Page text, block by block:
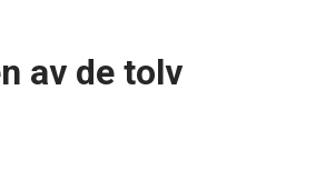
av de tolv